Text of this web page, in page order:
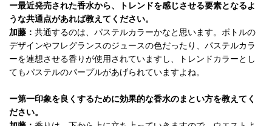
ー最近発売された香水から、トレンドを感じさせる要素となるよ
うな共通点があれば教えてください。
加藤： 共通するのは、パステルカラーかなと思います。ボトルの
デザインやフレグランスのジュースの色だったり、パステルカラ
ーを連想させる香りが使用されていますし、トレンドカラーとし
てもパステルのパープルがあげられていますよね。
ー第一印象を良くするために効果的な香水のまとい方を教えてく
ださい。